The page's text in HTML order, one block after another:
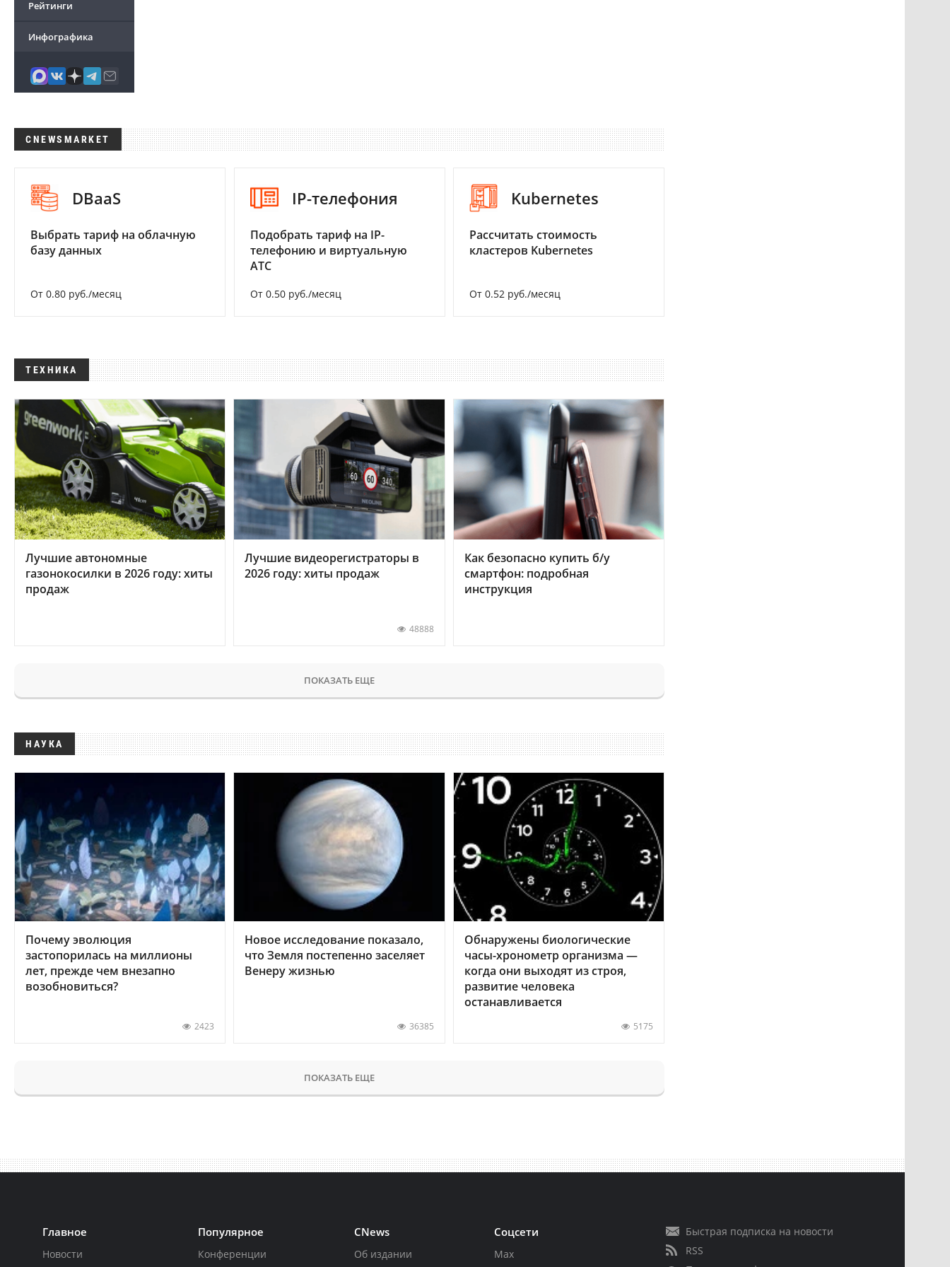
Рейтинги
Инфографика
CNEWSMARKET
DBaaS
Выбрать тариф на облачную
базу данных
От 0.80 руб./месяц
IP-телефония
Подобрать тариф на IP-
телефонию и виртуальную
АТС
От 0.50 руб./месяц
Kubernetes
Рассчитать стоимость
кластеров Kubernetes
От 0.52 руб./месяц
ТЕХНИКА
Лучшие автономные
газонокосилки в 2026 году: хиты
продаж
Лучшие видеорегистраторы в
2026 году: хиты продаж
48888
Как безопасно купить б/у
смартфон: подробная
инструкция
ПОКАЗАТЬ ЕЩЕ
НАУКА
Почему эволюция
застопорилась на миллионы
лет, прежде чем внезапно
возобновиться?
2423
Новое исследование показало,
что Земля постепенно заселяет
Венеру жизнью
36385
Обнаружены биологические
часы-хронометр организма —
когда они выходят из строя,
развитие человека
останавливается
5175
ПОКАЗАТЬ ЕЩЕ
Главное
Новости
Популярное
Конференции
CNews
Об издании
Соцсети
Max
Быстрая подписка на новости
RSS